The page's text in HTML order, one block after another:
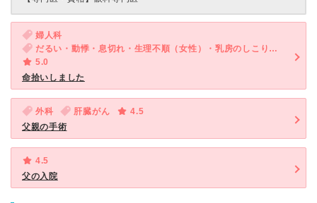
婦人科
だるい・動悸・息切れ・生理不順（女性）・乳房のしこり（女性）
5.0
命拾いしました
外科 肝臓がん
4.5
父親の手術
4.5
父の入院